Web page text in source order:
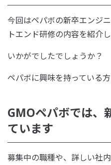
今回はペパボの新卒エンジ
トエンド研修の内容を紹介し
いかがでしたでしょうか？
ペパボに興味を持っている
GMOペパボでは、
ています
募集中の職種や、詳しい社